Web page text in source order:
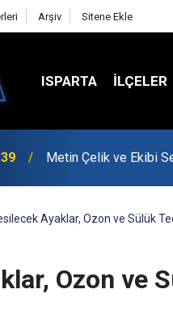
Arşiv Sitene Ekle
ISPARTA İLÇELER
Hafta Sonu Havalar
Ayaklar, Ozon ve Sülük
Ozon ve